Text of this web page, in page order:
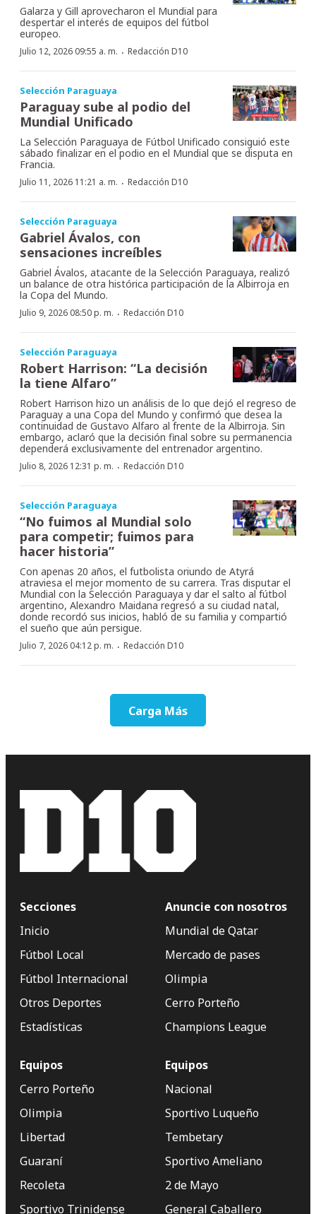
Galarza y Gill aprovecharon el Mundial para
despertar el interés de equipos del fútbol
europeo.
Julio 12, 2026 09:55 a. m. · Redacción D10
Selección Paraguaya
Paraguay sube al podio del
Mundial Unificado
La Selección Paraguaya de Fútbol Unificado consiguió este
sábado finalizar en el podio en el Mundial que se disputa en
Francia.
Julio 11, 2026 11:21 a. m. · Redacción D10
Selección Paraguaya
Gabriel Ávalos, con
sensaciones increíbles
Gabriel Ávalos, atacante de la Selección Paraguaya, realizó
un balance de otra histórica participación de la Albirroja en
la Copa del Mundo.
Julio 9, 2026 08:50 p. m. · Redacción D10
Selección Paraguaya
Robert Harrison: “La decisión
la tiene Alfaro”
Robert Harrison hizo un análisis de lo que dejó el regreso de
Paraguay a una Copa del Mundo y confirmó que desea la
continuidad de Gustavo Alfaro al frente de la Albirroja. Sin
embargo, aclaró que la decisión final sobre su permanencia
dependerá exclusivamente del entrenador argentino.
Julio 8, 2026 12:31 p. m. · Redacción D10
Selección Paraguaya
“No fuimos al Mundial solo
para competir; fuimos para
hacer historia”
Con apenas 20 años, el futbolista oriundo de Atyrá
atraviesa el mejor momento de su carrera. Tras disputar el
Mundial con la Selección Paraguaya y dar el salto al fútbol
argentino, Alexandro Maidana regresó a su ciudad natal,
donde recordó sus inicios, habló de su familia y compartió
el sueño que aún persigue.
Julio 7, 2026 04:12 p. m. · Redacción D10
Carga Más
Secciones
Inicio
Fútbol Local
Fútbol Internacional
Otros Deportes
Estadísticas
Anuncie con nosotros
Mundial de Qatar
Mercado de pases
Olimpia
Cerro Porteño
Champions League
Equipos
Cerro Porteño
Olimpia
Libertad
Guaraní
Recoleta
Sportivo Trinidense
Equipos
Nacional
Sportivo Luqueño
Tembetary
Sportivo Ameliano
2 de Mayo
General Caballero